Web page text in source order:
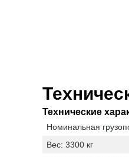
Технические
Номинальная
Вес: 3300 кг